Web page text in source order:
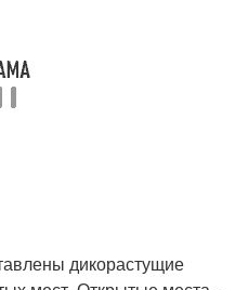
дикорастущие